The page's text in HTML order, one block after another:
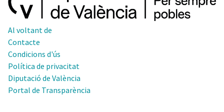
Al voltant de
Contacte
Condicions d'ús
Política de privacitat
Diputació de València
Portal de Transparència